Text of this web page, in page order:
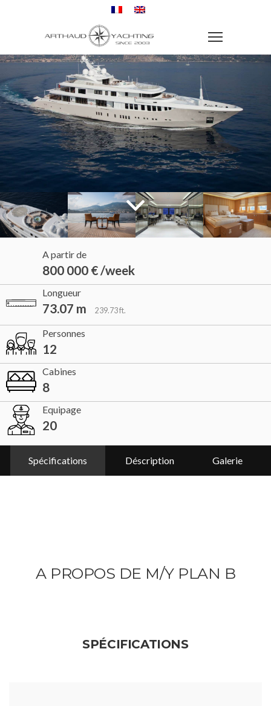
A partir de
800 000 € /week
Longueur
73.07 m 239.73 ft.
Personnes
12
Cabines
8
Equipage
20
Spécifications Déscription Galerie
A PROPOS DE M/Y PLAN B
SPÉCIFICATIONS